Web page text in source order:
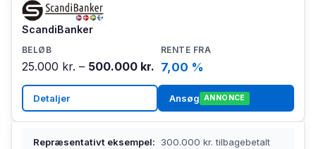
ScandiBanker
25.000 kr. – 500.000 kr. 7,00 %
Detaljer Ansøg ANNONCE
Repræsentativt eksempel: 300.000 kr. tilbagebetalt